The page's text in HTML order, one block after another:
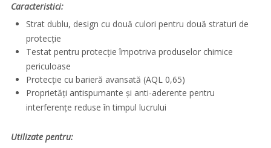
Caracteristici:
Strat dublu, design cu două culori pentru două straturi de
protecție
Testat pentru protecţie împotriva produselor chimice
periculoase
Protecție cu barieră avansată (AQL 0,65)
Proprietăți antispumante și anti-aderente pentru
interferențe reduse în timpul lucrului
Utilizate pentru: